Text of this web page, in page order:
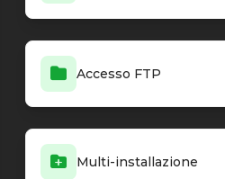
Accesso FTP
Multi-installazione